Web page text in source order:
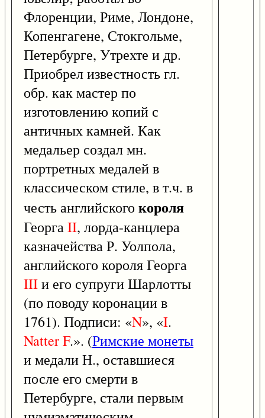
Флоренции, Риме, Лондоне,
Копенгагене, Стокгольме,
Петербурге, Утрехте и др.
Приобрел известность гл.
обр. как мастер по
изготовлению копий с
античных камней. Как
медальер создал мн.
портретных медалей в
классическом стиле, в т.ч. в
честь английского короля
ГеоргаII, лорда-канцлера
казначейства Р. Уолпола,
английского короля Георга
IIIи его супруги Шарлотты
(по поводу коронации в
1761). Подписи: «N», «I.
NatterF.». (Римские монеты
и медали Н., оставшиеся
после его смерти в
Петербурге, стали первым